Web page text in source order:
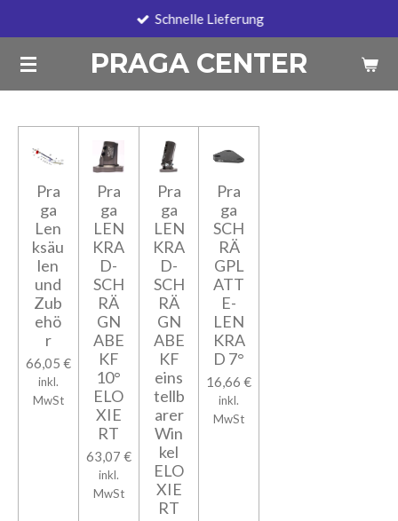
springen
PRAGA CENTER
Schnelle Lieferung
Pra
ga
Len
ksäu
len
und
Zub
ehö
r
66,05 €
inkl.
MwSt
Pra
ga
LEN
KRA
D-
SCH
RÄ
GN
ABE
KF
10°
ELO
XIE
RT
63,07 €
inkl.
MwSt
Pra
ga
LEN
KRA
D-
SCH
RÄ
GN
ABE
KF
eins
tellb
arer
Win
kel
ELO
XIE
RT
Pra
ga
SCH
RÄ
GPL
ATT
E-
LEN
KRA
D 7°
16,66 €
inkl.
MwSt